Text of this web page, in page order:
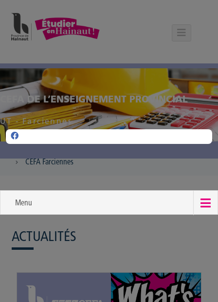
CEFA DE L’ENSEIGNEMENT PROVINCIAL
UT - Farciennes
CEFA Farciennes
Menu
ACTUALITÉS